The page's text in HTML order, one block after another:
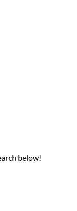
below!